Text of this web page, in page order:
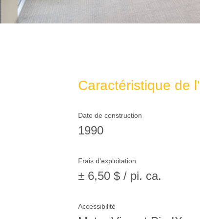
Caractéristique de
Date de construction
1990
Frais d’exploitation
± 6,50 $ / pi. ca.
Accessibilité